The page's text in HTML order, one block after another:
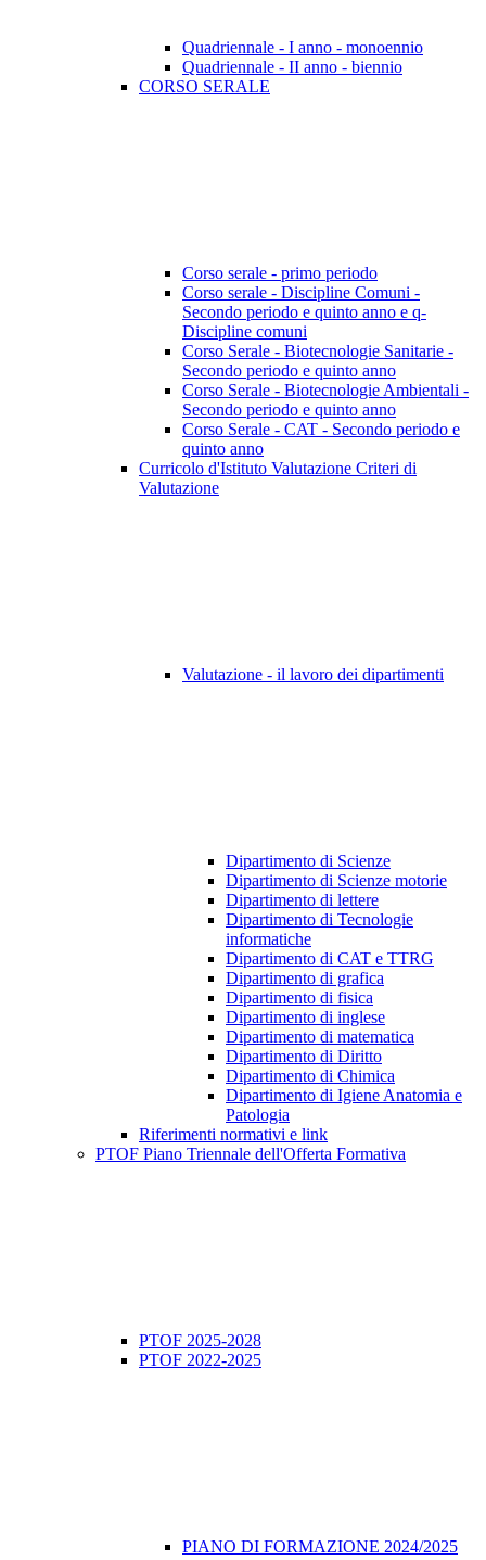
Quadriennale - I anno - monoennio
Quadriennale - II anno - biennio
CORSO SERALE
Corso serale - primo periodo
Corso serale - Discipline Comuni -
Secondo periodo e quinto anno e q-
Discipline comuni
Corso Serale - Biotecnologie Sanitarie -
Secondo periodo e quinto anno
Corso Serale - Biotecnologie Ambientali -
Secondo periodo e quinto anno
Corso Serale - CAT - Secondo periodo e
quinto anno
Curricolo d'Istituto Valutazione Criteri di
Valutazione
Valutazione - il lavoro dei dipartimenti
Dipartimento di Scienze
Dipartimento di Scienze motorie
Dipartimento di lettere
Dipartimento di Tecnologie
informatiche
Dipartimento di CAT e TTRG
Dipartimento di grafica
Dipartimento di fisica
Dipartimento di inglese
Dipartimento di matematica
Dipartimento di Diritto
Dipartimento di Chimica
Dipartimento di Igiene Anatomia e
Patologia
Riferimenti normativi e link
PTOF Piano Triennale dell'Offerta Formativa
PTOF 2025-2028
PTOF 2022-2025
PIANO DI FORMAZIONE 2024/2025